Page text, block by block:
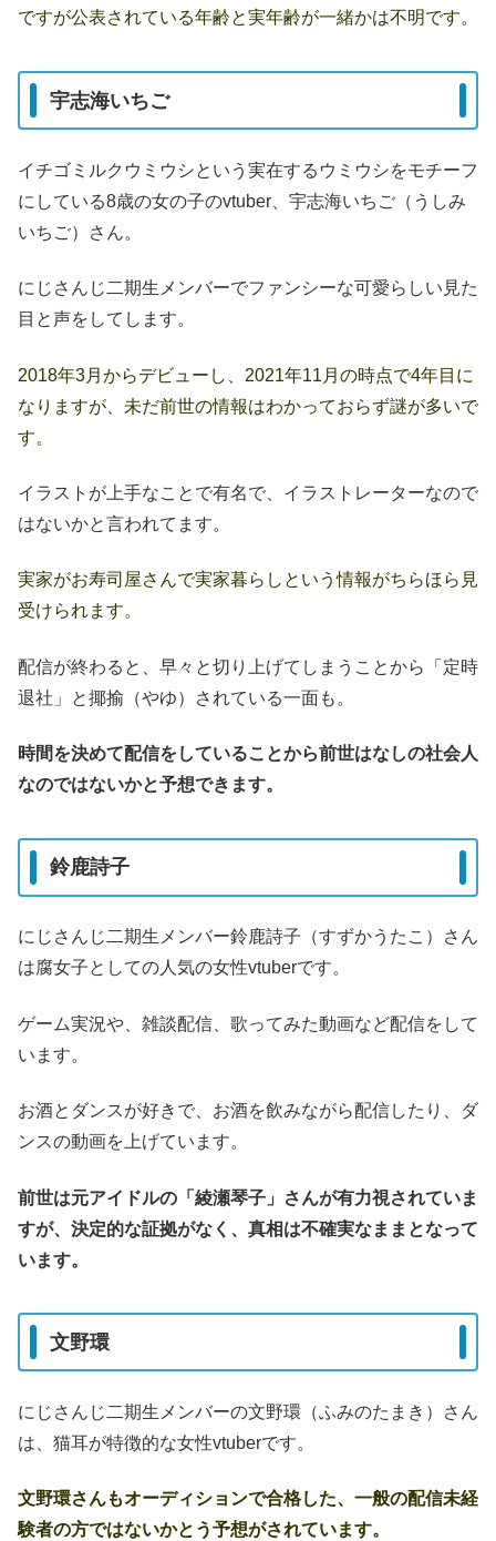
ですが公表されている年齢と実年齢が一緒かは不明です。
宇志海いちご
イチゴミルクウミウシという実在するウミウシをモチーフ
にしている8歳の女の子のvtuber、宇志海いちご（うしみ
いちご）さん。
にじさんじ二期生メンバーでファンシーな可愛らしい見た
目と声をしてします。
2018年3月からデビューし、2021年11月の時点で4年目に
なりますが、未だ前世の情報はわかっておらず謎が多いで
す。
イラストが上手なことで有名で、イラストレーターなので
はないかと言われてます。
実家がお寿司屋さんで実家暮らしという情報がちらほら見
受けられます。
配信が終わると、早々と切り上げてしまうことから「定時
退社」と揶揄（やゆ）されている一面も。
時間を決めて配信をしていることから前世はなしの社会人
なのではないかと予想できます。
鈴鹿詩子
にじさんじ二期生メンバー鈴鹿詩子（すずかうたこ）さん
は腐女子としての人気の女性vtuberです。
ゲーム実況や、雑談配信、歌ってみた動画など配信をして
います。
お酒とダンスが好きで、お酒を飲みながら配信したり、ダ
ンスの動画を上げています。
前世は元アイドルの「綾瀬琴子」さんが有力視されていま
すが、決定的な証拠がなく、真相は不確実なままとなって
います。
文野環
にじさんじ二期生メンバーの文野環（ふみのたまき）さん
は、猫耳が特徴的な女性vtuberです。
文野環さんもオーディションで合格した、一般の配信未経
験者の方ではないかとう予想がされています。